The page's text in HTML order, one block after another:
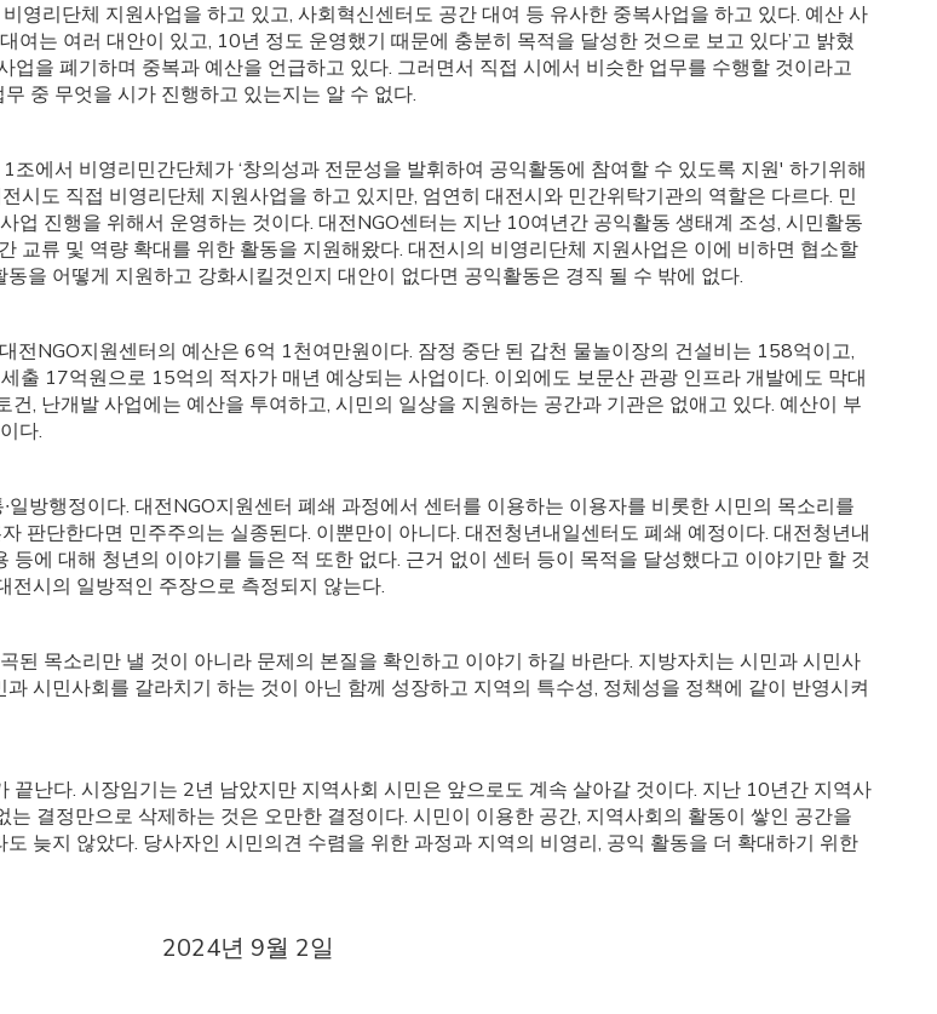
영리단체 지원사업을 하고 있고, 사회혁신센터도 공간 대여 등 유사한 중복사업을 하고 있다. 예산 사
여는 여러 대안이 있고, 10년 정도 운영했기 때문에 충분히 목적을 달성한 것으로 보고 있다’고 밝혔
업을 폐기하며 중복과 예산을 언급하고 있다. 그러면서 직접 시에서 비슷한 업무를 수행할 것이라고
중 무엇을 시가 진행하고 있는지는 알 수 없다.
에서 비영리민간단체가 ‘창의성과 전문성을 발휘하여 공익활동에 참여할 수 있도록 지원' 하기위해
시도 직접 비영리단체 지원사업을 하고 있지만, 엄연히 대전시와 민간위탁기관의 역할은 다르다. 민
업 진행을 위해서 운영하는 것이다. 대전NGO센터는 지난 10여년간 공익활동 생태계 조성, 시민활동
교류 및 역량 확대를 위한 활동을 지원해왔다. 대전시의 비영리단체 지원사업은 이에 비하면 협소할
을 어떻게 지원하고 강화시킬것인지 대안이 없다면 공익활동은 경직 될 수 밖에 없다.
전NGO지원센터의 예산은 6억 1천여만원이다. 잠정 중단 된 갑천 물놀이장의 건설비는 158억이고,
출 17억원으로 15억의 적자가 매년 예상되는 사업이다. 이외에도 보문산 관광 인프라 개발에도 막대
, 난개발 사업에는 예산을 투여하고, 시민의 일상을 지원하는 공간과 기관은 없애고 있다. 예산이 부
다.
방행정이다. 대전NGO지원센터 폐쇄 과정에서 센터를 이용하는 이용자를 비롯한 시민의 목소리를
판단한다면 민주주의는 실종된다. 이뿐만이 아니다. 대전청년내일센터도 폐쇄 예정이다. 대전청년내
에 대해 청년의 이야기를 들은 적 또한 없다. 근거 없이 센터 등이 목적을 달성했다고 이야기만 할 것
전시의 일방적인 주장으로 측정되지 않는다.
된 목소리만 낼 것이 아니라 문제의 본질을 확인하고 이야기 하길 바란다. 지방자치는 시민과 시민사
시민사회를 갈라치기 하는 것이 아닌 함께 성장하고 지역의 특수성, 정체성을 정책에 같이 반영시켜
끝난다. 시장임기는 2년 남았지만 지역사회 시민은 앞으로도 계속 살아갈 것이다. 지난 10년간 지역사
는 결정만으로 삭제하는 것은 오만한 결정이다. 시민이 이용한 공간, 지역사회의 활동이 쌓인 공간을
늦지 않았다. 당사자인 시민의견 수렴을 위한 과정과 지역의 비영리, 공익 활동을 더 확대하기 위한
2024년 9월 2일